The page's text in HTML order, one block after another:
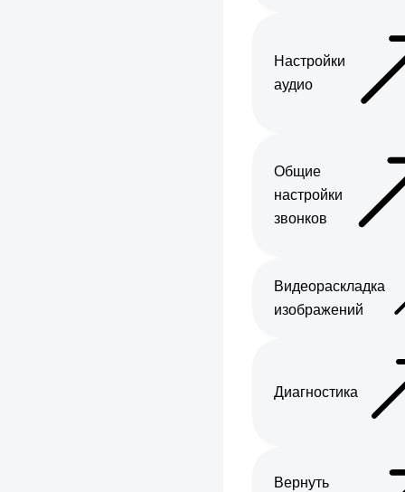
Настройки
аудио
Общие
настройки
звонков
Видеораскладка
изображений
Диагностика
Вернуть